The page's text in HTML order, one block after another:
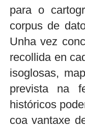
para o
corpus de
Unha vez
recollida en
isoglosas,
prevista na
históricos
coa vantaxe